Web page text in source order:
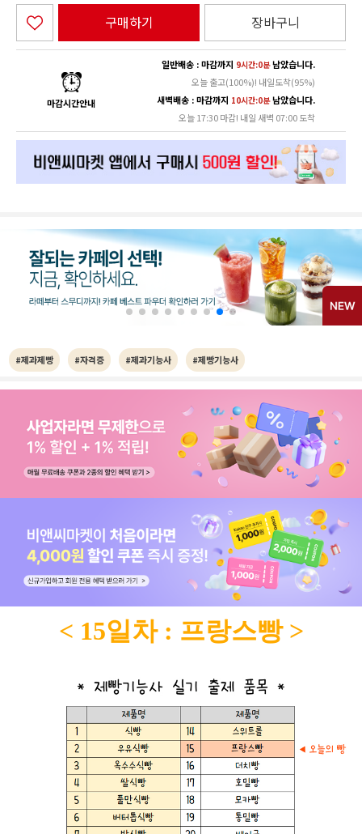
구매하기 장바구니
마감시간안내
일반배송 : 마감까지 9시간:0분남았습니다.
오늘 출고(100%)! 내일도착(95%)
새벽배송 : 마감까지 10시간:0분남았습니다.
오늘 17:30 마감! 내일 새벽 07:00 도착
#제과제빵 #자격증 #제과기능사 #제빵기능사
< 15일차 : 프랑스빵 >